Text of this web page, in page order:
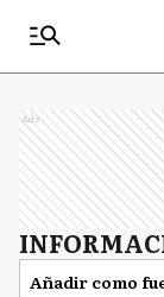
Ads
Añadir como